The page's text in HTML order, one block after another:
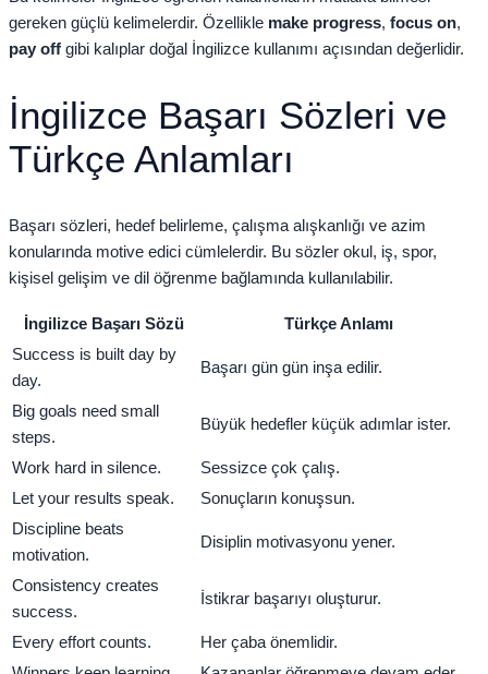
gereken güçlü kelimelerdir. Özellikle make progress, focus on,
pay off gibi kalıplar doğal İngilizce kullanımı açısından değerlidir.
İngilizce Başarı Sözleri ve
Türkçe Anlamları
Başarı sözleri, hedef belirleme, çalışma alışkanlığı ve azim
konularında motive edici cümlelerdir. Bu sözler okul, iş, spor,
kişisel gelişim ve dil öğrenme bağlamında kullanılabilir.
İngilizce Başarı Sözü
Türkçe Anlamı
Success is built day by
day.
Başarı gün gün inşa edilir.
Big goals need small
steps.
Büyük hedefler küçük adımlar ister.
Work hard in silence.
Sessizce çok çalış.
Let your results speak.
Sonuçların konuşsun.
Discipline beats
motivation.
Disiplin motivasyonu yener.
Consistency creates
success.
İstikrar başarıyı oluşturur.
Every effort counts.
Her çaba önemlidir.